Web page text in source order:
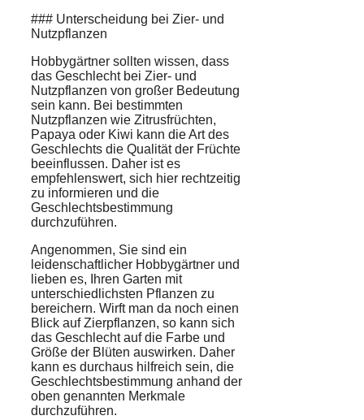
### Unterscheidung bei Zier- und
Nutzpflanzen
Hobbygärtner sollten wissen, dass
das Geschlecht bei Zier- und
Nutzpflanzen von großer Bedeutung
sein kann. Bei bestimmten
Nutzpflanzen wie Zitrusfrüchten,
Papaya oder Kiwi kann die Art des
Geschlechts die Qualität der Früchte
beeinflussen. Daher ist es
empfehlenswert, sich hier rechtzeitig
zu informieren und die
Geschlechtsbestimmung
durchzuführen.
Angenommen, Sie sind ein
leidenschaftlicher Hobbygärtner und
lieben es, Ihren Garten mit
unterschiedlichsten Pflanzen zu
bereichern. Wirft man da noch einen
Blick auf Zierpflanzen, so kann sich
das Geschlecht auf die Farbe und
Größe der Blüten auswirken. Daher
kann es durchaus hilfreich sein, die
Geschlechtsbestimmung anhand der
oben genannten Merkmale
durchzuführen.